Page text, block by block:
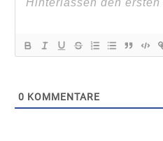
0 KOMMENTARE